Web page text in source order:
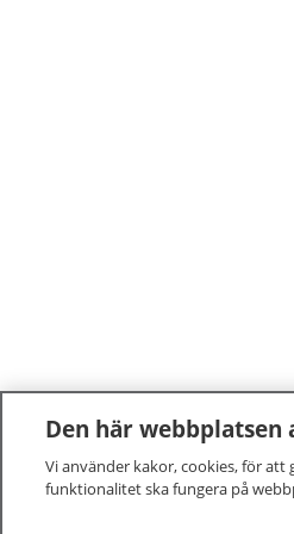
Den här
Vi använder kakor, cookies, för
funktionalitet ska fungera på